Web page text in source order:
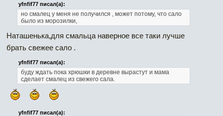
yfnfif77 писал(а):
но смалец у меня не получился , может потому, что сало
было из морозилки,
Наташенька,для смальца наверное все таки лучше
брать свежее сало .
yfnfif77 писал(а):
буду ждать пока хрюшки в деревне вырастут и мама
сделает смалец из свежего сала.
yfnfif77 писал(а):